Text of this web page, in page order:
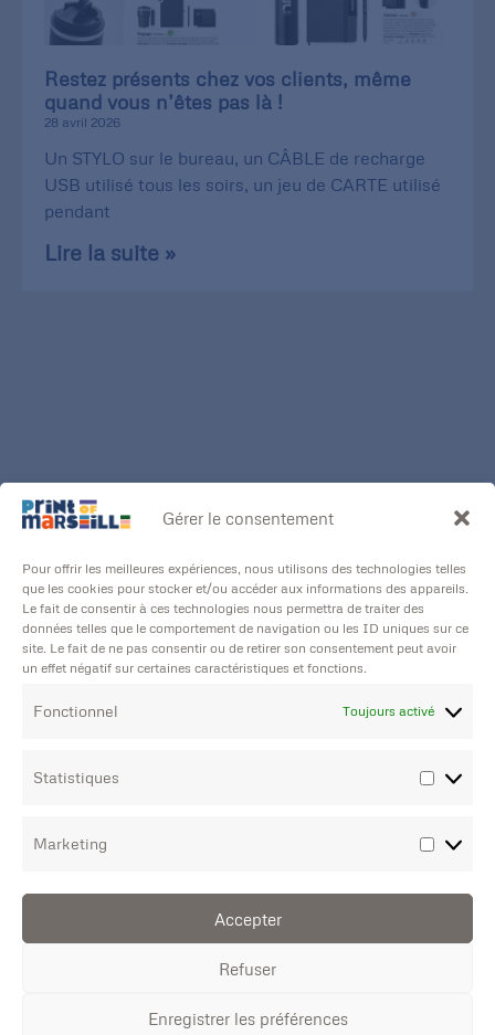
Gérer le consentement
Pour offrir les meilleures expériences, nous utilisons des technologies telles
que les cookies pour stocker et/ou accéder aux informations des appareils.
Le fait de consentir à ces technologies nous permettra de traiter des
données telles que le comportement de navigation ou les ID uniques sur ce
site. Le fait de ne pas consentir ou de retirer son consentement peut avoir
un effet négatif sur certaines caractéristiques et fonctions.
Fonctionnel Toujours activé
Statistiques
Marketing
Accepter
Refuser
Enregistrer les préférences
Restez présents chez vos clients, même
quand vous n’êtes pas là !
28 avril 2026
Un STYLO sur le bureau, un CÂBLE de recharge
USB utilisé tous les soirs, un jeu de CARTE utilisé
pendant
Lire la suite »
Adresse
45 Boulevard
Notre Dame
13006
Marseille
Téléphone
> Mentions légales
Horaire
d’ouverture
Lundi au
Marseille est
labélisé éco-
Devis Textile